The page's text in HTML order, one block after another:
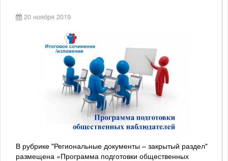
20 ноября 2019
В рубрике "Региональные документы – закрытый раздел"
размещена «Программа подготовки общественных